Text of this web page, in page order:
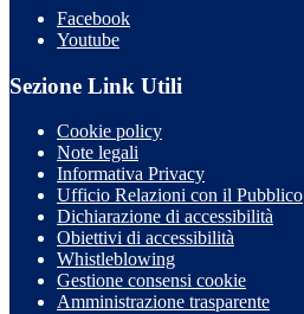
Facebook
Youtube
Sezione Link Utili
Cookie policy
Note legali
Informativa Privacy
Ufficio Relazioni con il Pubblico
Dichiarazione di accessibilità
Obiettivi di accessibilità
Whistleblowing
Gestione consensi cookie
Amministrazione trasparente